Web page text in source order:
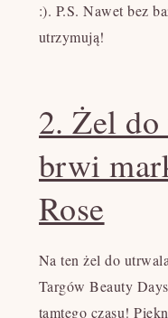
:). P.S. Nawet bez
utrzymują!
2. Żel
brwi
Rose
Na ten żel do
Targów Beauty
tamtego czasu!